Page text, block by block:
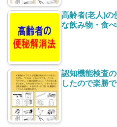
高齢者(老人)の
な飲み物・食
認知機能検査
したので楽勝で